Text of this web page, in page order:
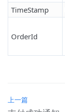
TimeStamp
OrderId
上一篇